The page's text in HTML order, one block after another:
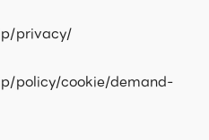
privacy/
policy/cookie/demand-